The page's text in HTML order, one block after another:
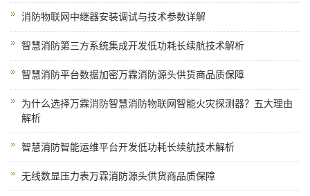
消防物联网中继器安装调试与技术参数详解
智慧消防第三方系统集成开发低功耗长续航技术解析
智慧消防平台数据加密万霖消防源头供货商品质保障
为什么选择万霖消防智慧消防物联网智能火灾探测器？五大理由
解析
智慧消防智能运维平台开发低功耗长续航技术解析
无线数显压力表万霖消防源头供货商品质保障